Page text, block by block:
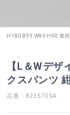
H180 B95 W80 H90 着用
【L＆Wデ
クスパンツ
品番：8235705A